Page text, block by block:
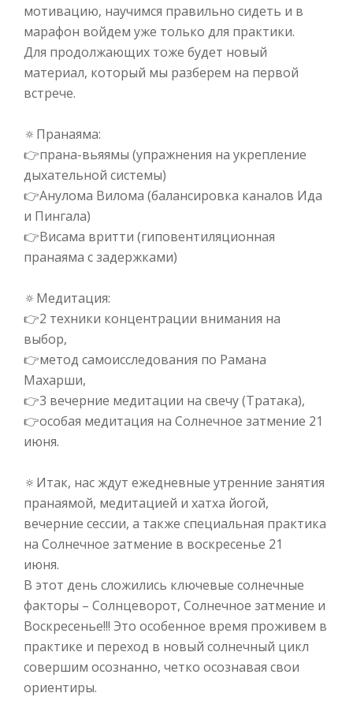
мотивацию, научимся правильно сидеть и в
марафон войдем уже только для практики.⠀
Для продолжающих тоже будет новый
материал, который мы разберем на первой
встрече.⠀
🔅 Пранаяма:⠀
👉прана-вьяямы (упражнения на укрепление
дыхательной системы)⠀
👉Анулома Вилома (балансировка каналов Ида
и Пингала)⠀
👉Висама вритти (гиповентиляционная
пранаяма с задержками)
🔅 Медитация:⠀
👉2 техники концентрации внимания на
выбор,⠀
👉метод самоисследования по Рамана
Махарши,⠀
👉3 вечерние медитации на свечу (Тратака),⠀
👉особая медитация на Солнечное затмение 21
июня. ⠀
🔅 Итак, нас ждут ежедневные утренние занятия
пранаямой, медитацией и хатха йогой,
вечерние сессии, а также специальная практика
на Солнечное затмение в воскресенье 21
июня.⠀
В этот день сложились ключевые солнечные
факторы – Солнцеворот, Солнечное затмение и
Воскресенье!!! Это особенное время проживем в
практике и переход в новый солнечный цикл
совершим осознанно, четко осознавая свои
ориентиры.⠀